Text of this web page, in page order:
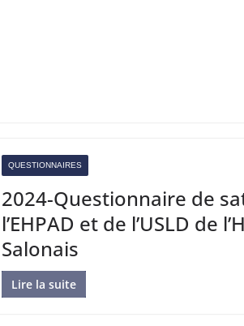
QUESTIONNAIRES
2024-Questionnaire de
l’EHPAD et de l’USLD de
Salonais
Lire la suite